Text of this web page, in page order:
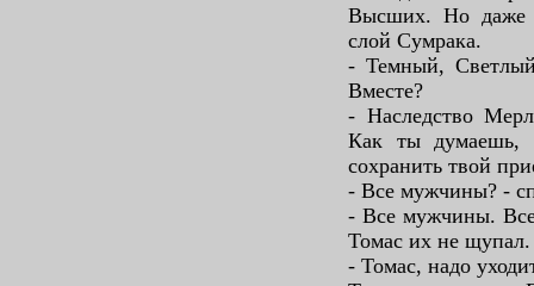
Высших. Но даже
слой Сумрака.
- Темный,
Вместе?
- Наследство
Как ты думаешь,
сохранить твой
- Все мужчины? -
- Все мужчины.
Томас их не щупал.
- Томас, надо